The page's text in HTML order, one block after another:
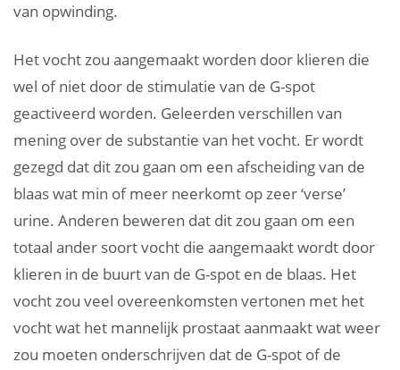
van opwinding.
Het vocht zou aangemaakt worden door klieren die
wel of niet door de stimulatie van de G-spot
geactiveerd worden. Geleerden verschillen van
mening over de substantie van het vocht. Er wordt
gezegd dat dit zou gaan om een afscheiding van de
blaas wat min of meer neerkomt op zeer ‘verse’
urine. Anderen beweren dat dit zou gaan om een
totaal ander soort vocht die aangemaakt wordt door
klieren in de buurt van de G-spot en de blaas. Het
vocht zou veel overeenkomsten vertonen met het
vocht wat het mannelijk prostaat aanmaakt wat weer
zou moeten onderschrijven dat de G-spot of de